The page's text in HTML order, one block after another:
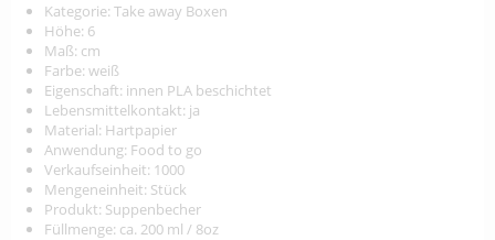
Kategorie: Take away Boxen
Höhe: 6
Maß: cm
Farbe: weiß
Eigenschaft: innen PLA beschichtet
Lebensmittelkontakt: ja
Material: Hartpapier
Anwendung: Food to go
Verkaufseinheit: 1000
Mengeneinheit: Stück
Produkt: Suppenbecher
Füllmenge: ca. 200 ml / 8oz